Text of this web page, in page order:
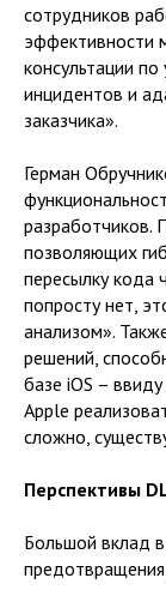
сотрудников
эффективности
консультации
инцидентов и
заказчика».
Герман
разработчиков.
позволяющих
пересылку кода
попросту нет,
анализом».
решений,
базе iOS –
Apple
сложно,
Перспективы
Большой вклад
предотвращения